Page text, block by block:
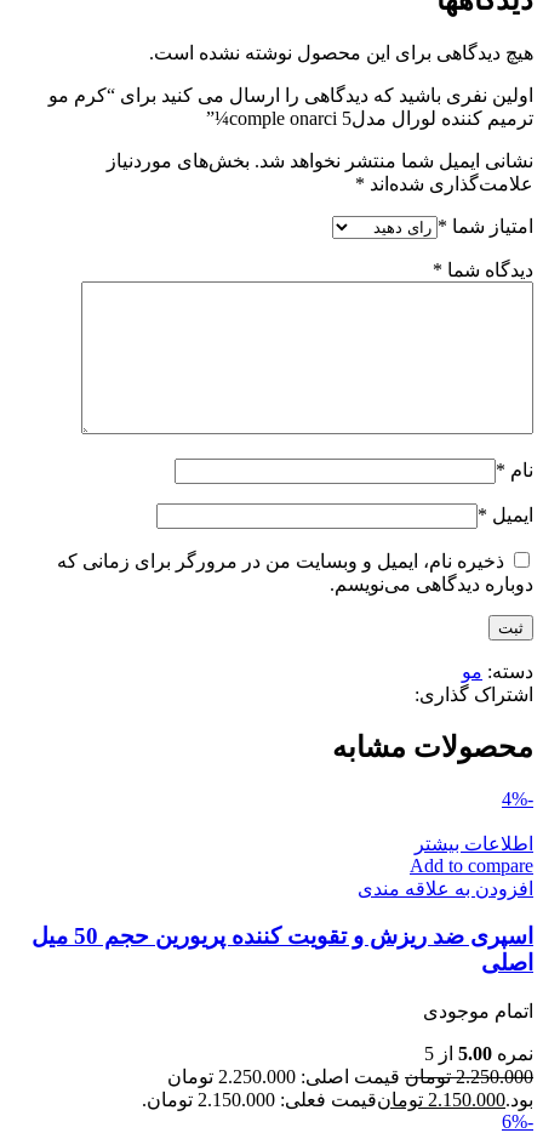
هیچ دیدگاهی برای این محصول نوشته نشده است.
اولین نفری باشید که دیدگاهی را ارسال می کنید برای “کرم مو
ترمیم کننده لورال مدلcomple onarci 5¼”
نشانی ایمیل شما منتشر نخواهد شد. بخش‌های موردنیاز
علامت‌گذاری شده‌اند *
امتیاز شما *
دیدگاه شما *
نام *
ایمیل *
ذخیره نام، ایمیل و وبسایت من در مرورگر برای زمانی که
دوباره دیدگاهی می‌نویسم.
دسته: مو
اشتراک گذاری:
محصولات مشابه
-4%
اطلاعات بیشتر
Add to compare
افزودن به علاقه مندی
اسپری ضد ریزش و تقویت کننده پریورین حجم 50 میل
اصلی
اتمام موجودی
نمره 5.00 از 5
2.250.000 تومان
قیمت اصلی: 2.250.000 تومان
بود.2.150.000 تومانقیمت فعلی: 2.150.000 تومان.
-6%